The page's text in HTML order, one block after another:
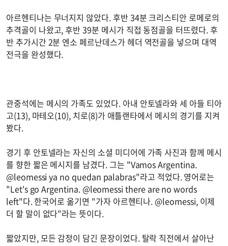
아르헨티나는 무너지지 않았다. 후반 34분 크리스티안 로메로의
추격골이 나왔고, 후반 39분 메시가 직접 동점골을 터뜨렸다. 후
반 추가시간 2분 엔소 페르난데스가 헤더 역전골을 넣으며 대역
전극을 완성했다.
관중석에는 메시의 가족도 있었다. 아내 안토넬라와 세 아들 티아
고(13), 마테오(10), 치로(8)가 애틀랜타에서 메시의 경기를 지켜
봤다.
경기 후 안토넬라는 자신의 소셜 미디어에 가족 사진과 함께 메시
를 향한 짧은 메시지를 남겼다. 그는 "Vamos Argentina.
@leomessi ya no quedan palabras"라고 적었다. 영어로는
"Let's go Argentina. @leomessi there are no words
left"다. 한국어로 옮기면 "가자 아르헨티나. @leomessi, 이제
더 할 말이 없다"라는 뜻이다.
짧았지만, 모든 감정이 담긴 문장이었다. 탈락 직전에서 살아난